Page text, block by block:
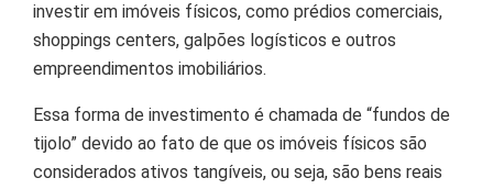
investir em imóveis físicos, como prédios comerciais,
shoppings centers, galpões logísticos e outros
empreendimentos imobiliários.
Essa forma de investimento é chamada de “fundos de
tijolo” devido ao fato de que os imóveis físicos são
considerados ativos tangíveis, ou seja, são bens reais